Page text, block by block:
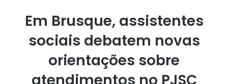
Em Brusque, assistentes
sociais debatem novas
orientações sobre